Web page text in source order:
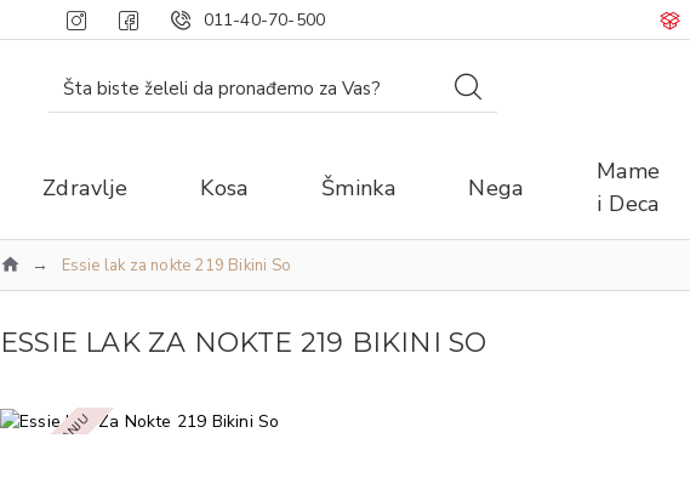
011-40-70-500
Zdravlje Kosa Šminka Nega
Mame
i Deca
Essie lak za nokte 219 Bikini So
ESSIE LAK ZA NOKTE 219 BIKINI SO
NEMA NA STANJU